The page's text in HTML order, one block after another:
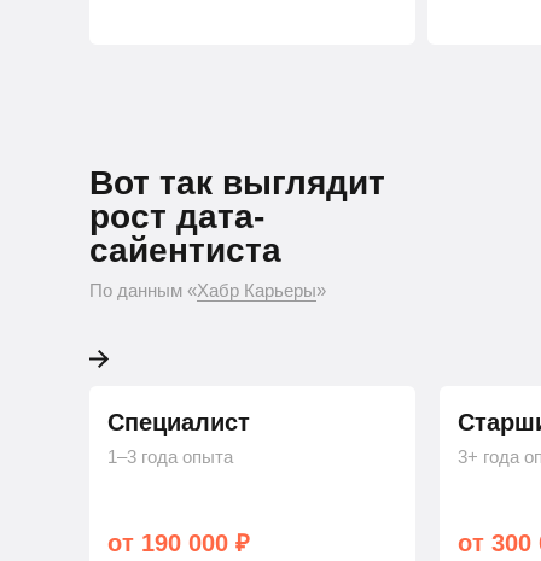
Вот так выглядит
рост дата-
сайентиста
По данным «Хабр Карьеры»
Python-разработчика
По данным «Хабр Карьеры»
Специалист
1–3 года опыта
от 190 000 ₽
3+ года
от 300